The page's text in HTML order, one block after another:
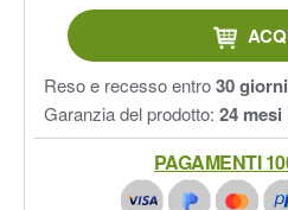
Reso e recesso entro30 giorni
Garanzia del prodotto: 24 mesi
PAGAMENTI